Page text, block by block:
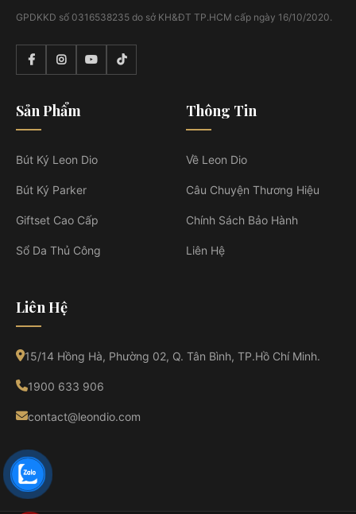
GPDKKD số 0316538235 do sở KH&ĐT TP.HCM cấp ngày 16/10/2020.
Sản Phẩm
Bút Ký Leon Dio
Bút Ký Parker
Giftset Cao Cấp
Sổ Da Thủ Công
Thông Tin
Về Leon Dio
Câu Chuyện Thương Hiệu
Chính Sách Bảo Hành
Liên Hệ
Liên Hệ
15/14 Hồng Hà, Phường 02, Q. Tân Bình, TP.Hồ Chí Minh.
1900 633 906
contact@leondio.com